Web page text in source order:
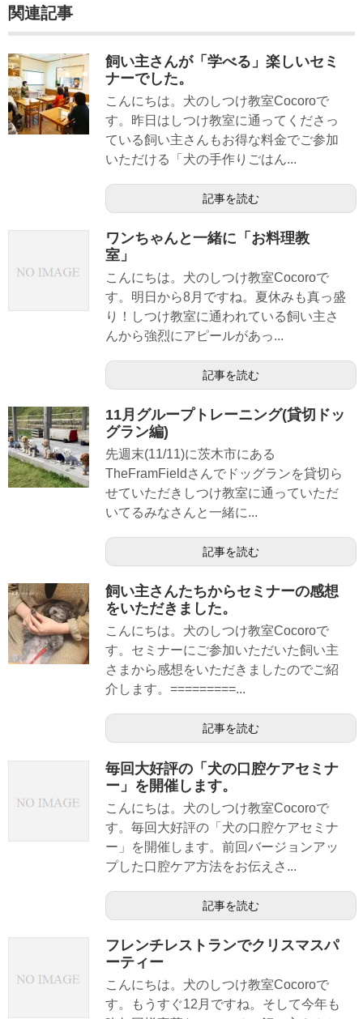
関連記事
飼い主さんが「学べる」楽しいセミ
ナーでした。
こんにちは。犬のしつけ教室Cocoroで
す。昨日はしつけ教室に通ってくださっ
ている飼い主さんもお得な料金でご参加
いただける「犬の手作りごはん...
記事を読む
ワンちゃんと一緒に「お料理教
室」
こんにちは。犬のしつけ教室Cocoroで
す。明日から8月ですね。夏休みも真っ盛
り！しつけ教室に通われている飼い主さ
んから強烈にアピールがあっ...
記事を読む
11月グループトレーニング(貸切ドッ
グラン編)
先週末(11/11)に茨木市にある
TheFramFieldさんでドッグランを貸切ら
せていただきしつけ教室に通っていただ
いてるみなさんと一緒に...
記事を読む
飼い主さんたちからセミナーの感想
をいただきました。
こんにちは。犬のしつけ教室Cocoroで
す。セミナーにご参加いただいた飼い主
さまから感想をいただきましたのでご紹
介します。=========...
記事を読む
毎回大好評の「犬の口腔ケアセミナ
ー」を開催します。
こんにちは。犬のしつけ教室Cocoroで
す。毎回大好評の「犬の口腔ケアセミナ
ー」を開催します。前回バージョンアッ
プした口腔ケア方法をお伝えさ...
記事を読む
フレンチレストランでクリスマスパ
ーティー
こんにちは。犬のしつけ教室Cocoroで
す。もうすぐ12月ですね。そして今年も